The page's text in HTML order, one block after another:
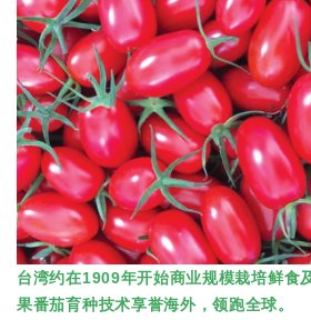
台湾约在1909年开始商业规模栽培鲜食
果番茄育种技术享誉海外，领跑全球。